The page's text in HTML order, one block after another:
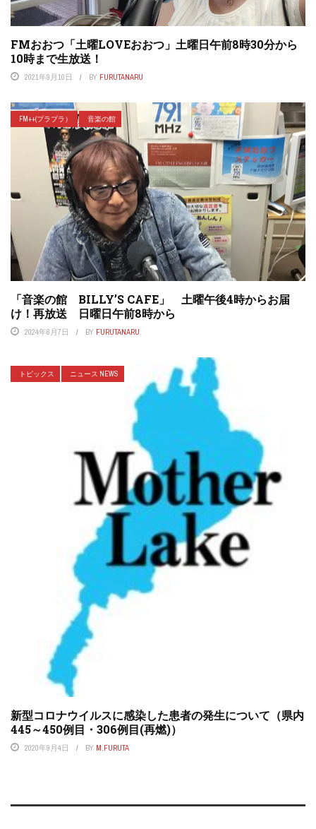
FMおおつ「土曜LOVEおおつ」土曜日午前8時30分から
10時まで生放送！
2021年9月10日 BY FURUTANARU
FM++(プラプラ） 音楽の館
「音楽の館 BILLY’S CAFE」 土曜午後4時からお届
け！再放送 日曜日午前8時から
2024年6月7日 BY FURUTANARU
トピックス ニュース NEWS
新型コロナウイルスに感染した患者の発生について（県内
445～450例目・306例目(再燃)）
2020年9月4日 BY M.FURUTA